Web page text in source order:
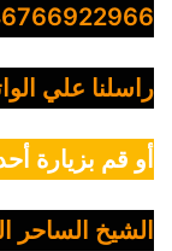
راسلنا علي
أو قم بزيارة
الشيخ الساحر